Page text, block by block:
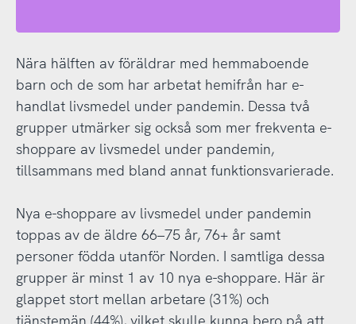
Nära hälften av föräldrar med hemmaboende
barn och de som har arbetat hemifrån har e-
handlat livsmedel under pandemin. Dessa två
grupper utmärker sig också som mer frekventa e-
shoppare av livsmedel under pandemin,
tillsammans med bland annat funktionsvarierade.
Nya e-shoppare av livsmedel under pandemin
toppas av de äldre 66–75 år, 76+ år samt
personer födda utanför Norden. I samtliga dessa
grupper är minst 1 av 10 nya e-shoppare. Här är
glappet stort mellan arbetare (31%) och